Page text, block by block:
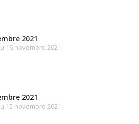
2021
16 novembre 2021
2021
15 novembre 2021